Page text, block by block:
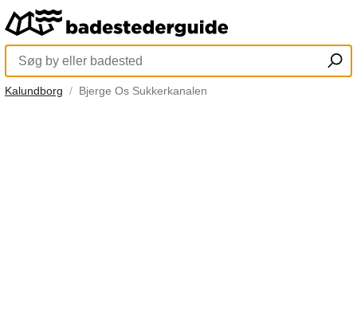
Kalundborg Bjerge Os Sukkerkanalen